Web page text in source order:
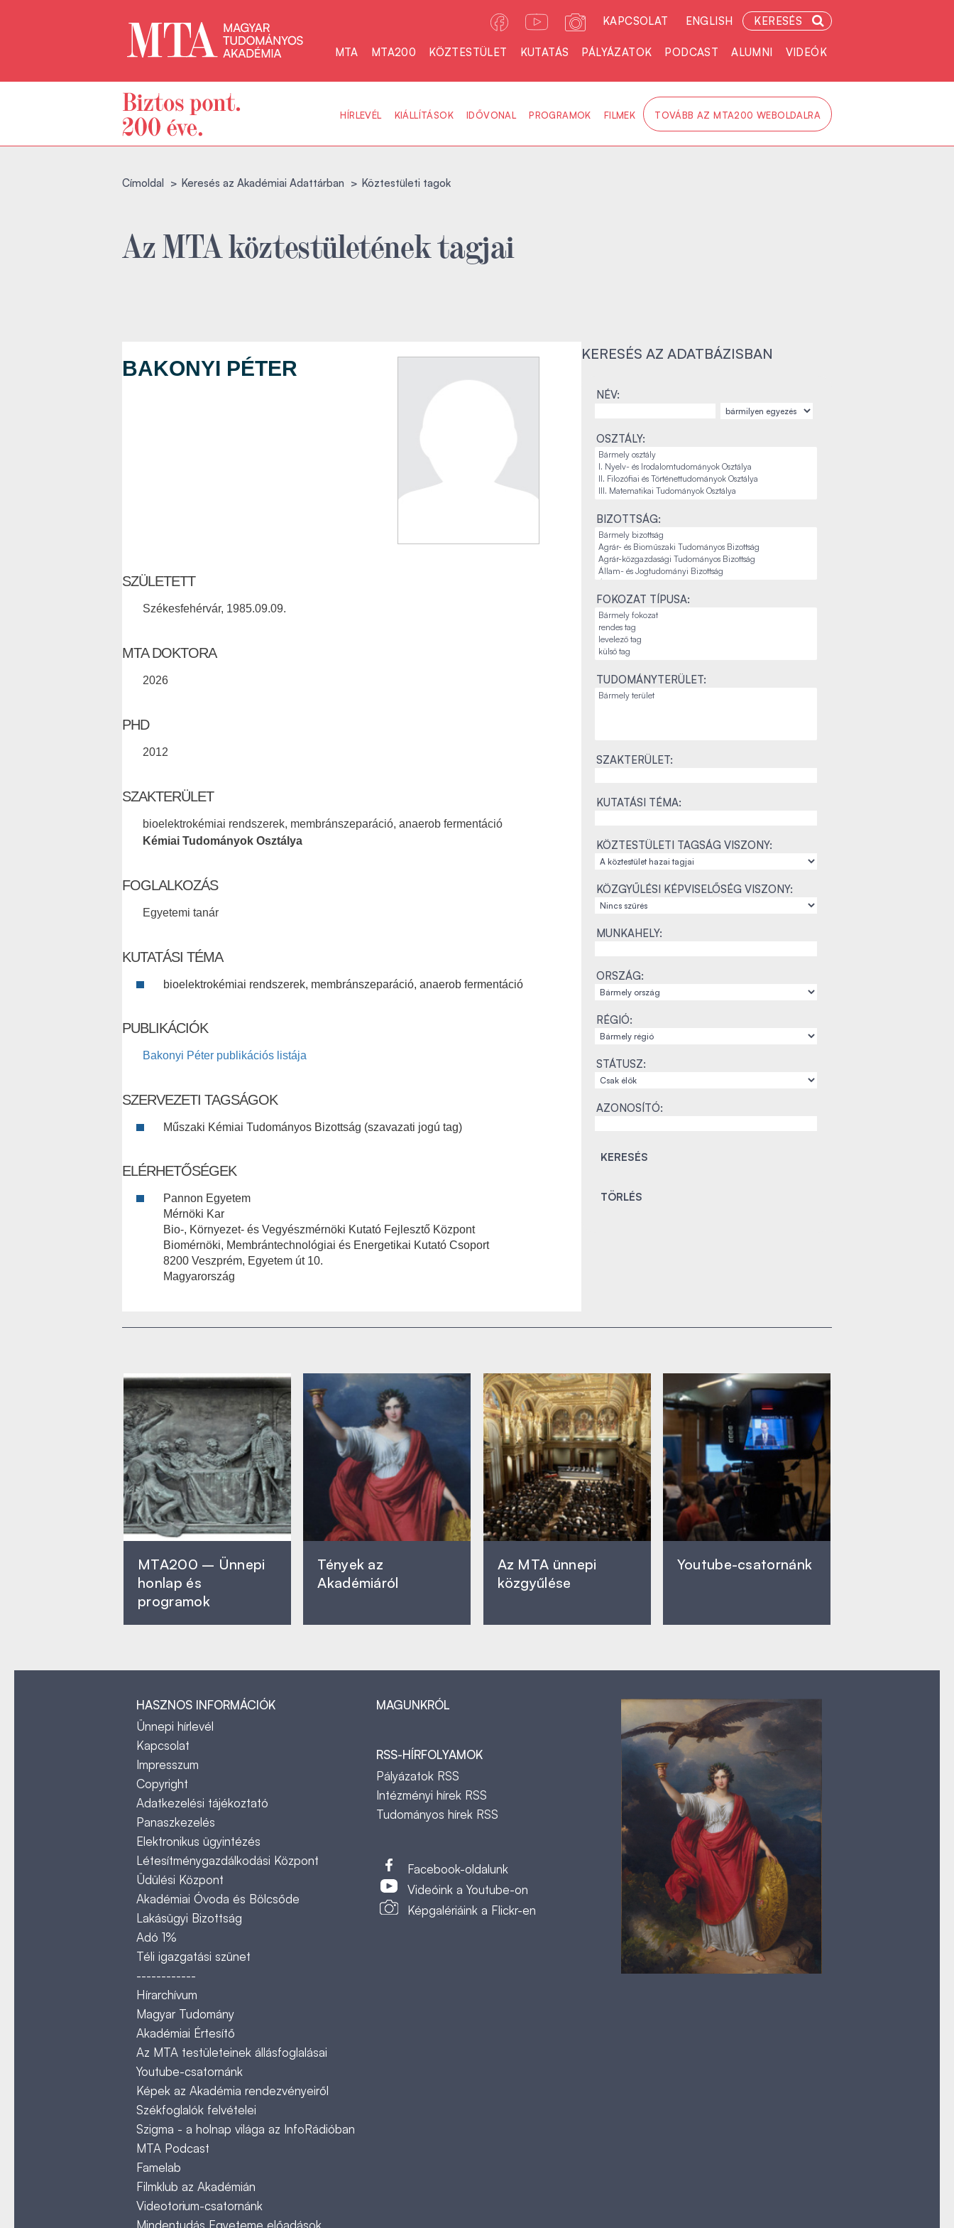
KAPCSOLAT ENGLISH KERESÉS
MTA MTA200 KÖZTESTÜLET KUTATÁS PÁLYÁZATOK PODCAST ALUMNI VIDEÓK
HÍRLEVÉL KIÁLLÍTÁSOK IDŐVONAL PROGRAMOK FILMEK TOVÁBB AZ MTA200 WEBOLDALRA
Címoldal Keresés az Akadémiai Adattárban Köztestületi tagok
Az MTA köztestületének tagjai
BAKONYI PÉTER
SZÜLETETT
Székesfehérvár, 1985.09.09.
MTA DOKTORA
2026
PHD
2012
SZAKTERÜLET
bioelektrokémiai rendszerek, membránszeparáció, anaerob fermentáció
Kémiai Tudományok Osztálya
FOGLALKOZÁS
Egyetemi tanár
KUTATÁSI TÉMA
bioelektrokémiai rendszerek, membránszeparáció, anaerob fermentáció
PUBLIKÁCIÓK
Bakonyi Péter publikációs listája
SZERVEZETI TAGSÁGOK
Műszaki Kémiai Tudományos Bizottság (szavazati jogú tag)
ELÉRHETŐSÉGEK
Pannon Egyetem
Mérnöki Kar
Bio-, Környezet- és Vegyészmérnöki Kutató Fejlesztő Központ
Biomérnöki, Membrántechnológiai és Energetikai Kutató Csoport
8200 Veszprém, Egyetem út 10.
Magyarország
KERESÉS AZ ADATBÁZISBAN
NÉV:
OSZTÁLY:
BIZOTTSÁG:
FOKOZAT TÍPUSA:
TUDOMÁNYTERÜLET:
SZAKTERÜLET:
KUTATÁSI TÉMA:
KÖZTESTÜLETI TAGSÁG VISZONY:
KÖZGYŰLÉSI KÉPVISELŐSÉG VISZONY:
MUNKAHELY:
ORSZÁG:
RÉGIÓ:
STÁTUSZ:
AZONOSÍTÓ:
MTA200 – Ünnepi
honlap és
programok
Tények az
Akadémiáról
Az MTA ünnepi
közgyűlése
Youtube-csatornánk
HASZNOS INFORMÁCIÓK
Ünnepi hírlevél
Kapcsolat
Impresszum
Copyright
Adatkezelési tájékoztató
Panaszkezelés
Elektronikus ügyintézés
Létesítménygazdálkodási Központ
Üdülési Központ
Akadémiai Óvoda és Bölcsőde
Lakásügyi Bizottság
Adó 1%
Téli igazgatási szünet
------------
Hírarchívum
Magyar Tudomány
Akadémiai Értesítő
Az MTA testületeinek állásfoglalásai
Youtube-csatornánk
Képek az Akadémia rendezvényeiről
Székfoglalók felvételei
Szigma - a holnap világa az InfoRádióban
MTA Podcast
Famelab
Filmklub az Akadémián
Videotorium-csatornánk
Mindentudás Egyeteme előadások
MAGUNKRÓL
RSS-HÍRFOLYAMOK
Pályázatok RSS
Intézményi hírek RSS
Tudományos hírek RSS
Facebook-oldalunk
Videóink a Youtube-on
Képgalériáink a Flickr-en